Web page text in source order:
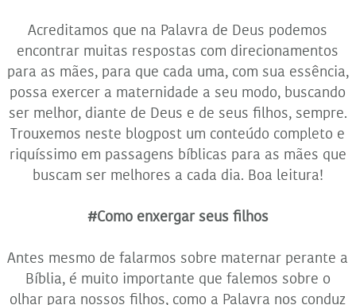
Acreditamos que na Palavra de Deus podemos
encontrar muitas respostas com direcionamentos
para as mães, para que cada uma, com sua essência,
possa exercer a maternidade a seu modo, buscando
ser melhor, diante de Deus e de seus filhos, sempre.
Trouxemos neste blogpost um conteúdo completo e
riquíssimo em passagens bíblicas para as mães que
buscam ser melhores a cada dia. Boa leitura!
#Como enxergar seus filhos
Antes mesmo de falarmos sobre maternar perante a
Bíblia, é muito importante que falemos sobre o
olhar para nossos filhos, como a Palavra nos conduz